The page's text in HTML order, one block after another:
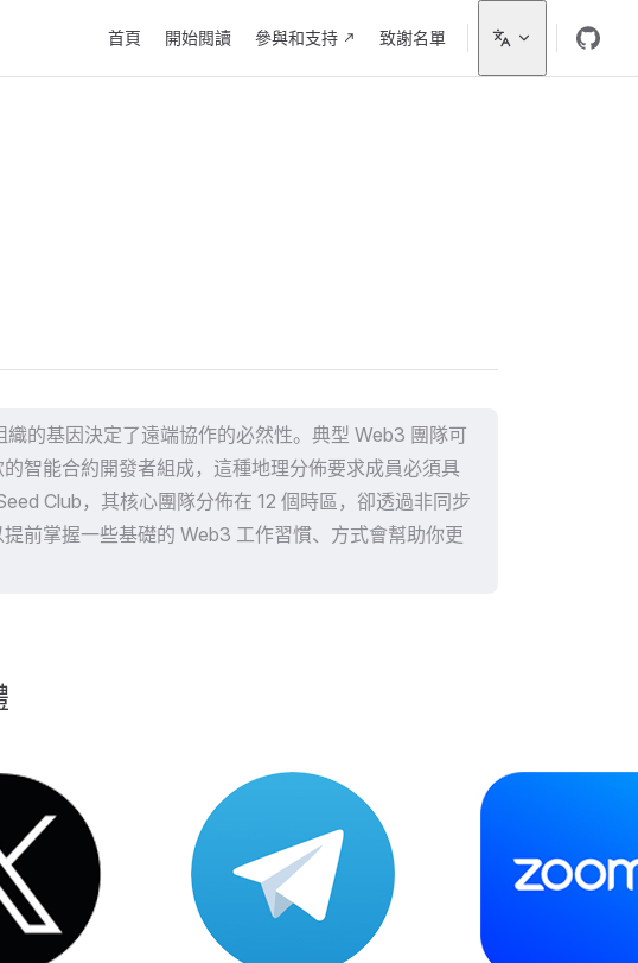
首頁 開始閱讀 參與和支持 致謝名單
的基因決定了遠端協作的必然性。典型 Web3 團隊可
智能合約開發者組成，這種地理分佈要求成員必須具
Club，其核心團隊分佈在 12 個時區，卻透過非同步
前掌握一些基礎的 Web3 工作習慣、方式會幫助你更